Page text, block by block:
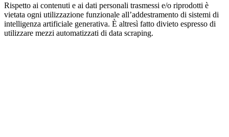
Rispetto ai contenuti e ai dati personali trasmessi e/o riprodotti è
vietata ogni utilizzazione funzionale all’addestramento di sistemi di
intelligenza artificiale generativa. È altresì fatto divieto espresso di
utilizzare mezzi automatizzati di data scraping.